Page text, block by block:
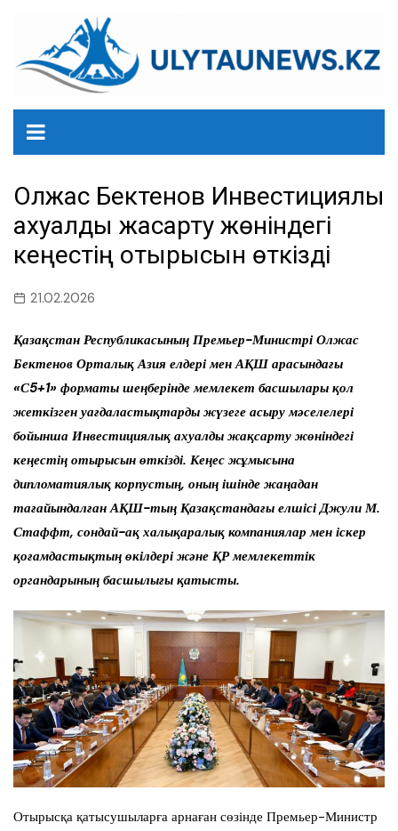
содержанию
Олжас Бектенов Инвестициялық
ахуалды жақсарту жөніндегі
кеңестің отырысын өткізді
21.02.2026
Қазақстан Республикасының Премьер-Министрі Олжас
Бектенов Орталық Азия елдері мен АҚШ арасындағы
«С5+1» форматы шеңберінде мемлекет басшылары қол
жеткізген уағдаластықтарды жүзеге асыру мәселелері
бойынша Инвестициялық ахуалды жақсарту жөніндегі
кеңестің отырысын өткізді. Кеңес жұмысына
дипломатиялық корпустың, оның ішінде жаңадан
тағайындалған АҚШ-тың Қазақстандағы елшісі Джули М.
Стаффт, сондай-ақ халықаралық компаниялар мен іскер
қоғамдастықтың өкілдері және ҚР мемлекеттік
органдарының басшылығы қатысты.
Отырысқа қатысушыларға арнаған сөзінде Премьер-Министр